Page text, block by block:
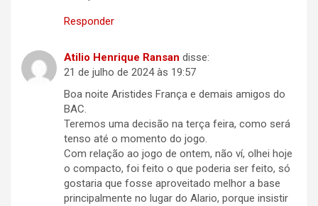
Responder
Atilio Henrique Ransan disse:
21 de julho de 2024 às 19:57
Boa noite Aristides França e demais amigos do
BAC.
Teremos uma decisão na terça feira, como será
tenso até o momento do jogo.
Com relação ao jogo de ontem, não ví, olhei hoje
o compacto, foi feito o que poderia ser feito, só
gostaria que fosse aproveitado melhor a base
principalmente no lugar do Alario, porque insistir